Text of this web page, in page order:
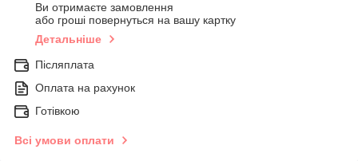
Ви отримаєте замовлення
або гроші повернуться на вашу картку
Детальніше
Післяплата
Оплата на рахунок
Готівкою
Всі умови оплати